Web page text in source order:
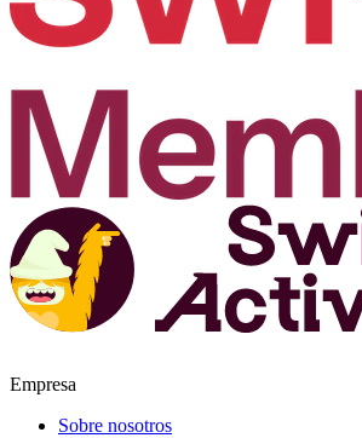
Empresa
Sobre nosotros